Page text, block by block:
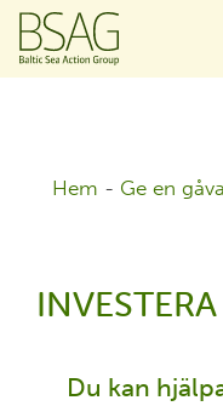
Hem - Ge en gåva
Du kan